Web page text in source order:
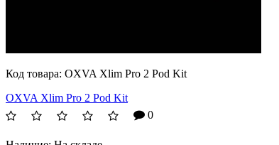
Код товара: OXVA Xlim Pro 2 Pod Kit
OXVA Xlim Pro 2 Pod Kit
0